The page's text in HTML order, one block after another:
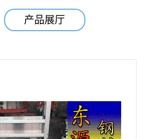
产品展厅